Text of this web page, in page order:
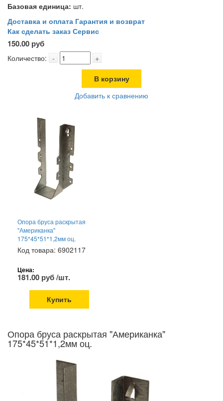
Базовая единица: шт.
Доставка и оплата Гарантия и возврат
Как сделать заказ Сервис
150.00 руб
Количество: - +
В корзину
Добавить к сравнению
Опора бруса раскрытая
"Американка"
175*45*51*1,2мм оц.
Код товара: 6902117
Цена:
181.00 руб /шт.
Купить
Опора бруса раскрытая "Американка"
175*45*51*1,2мм оц.